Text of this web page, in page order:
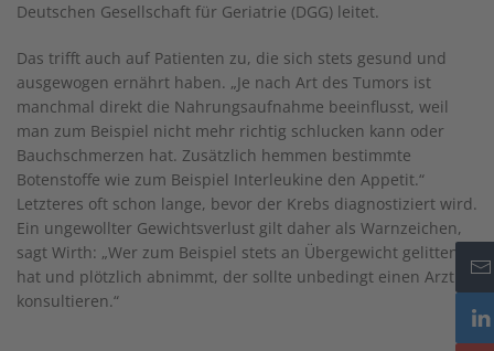
Deutschen Gesellschaft für Geriatrie (DGG) leitet.
Das trifft auch auf Patienten zu, die sich stets gesund und
ausgewogen ernährt haben. „Je nach Art des Tumors ist
manchmal direkt die Nahrungsaufnahme beeinflusst, weil
man zum Beispiel nicht mehr richtig schlucken kann oder
Bauchschmerzen hat. Zusätzlich hemmen bestimmte
Botenstoffe wie zum Beispiel Interleukine den Appetit.“
Letzteres oft schon lange, bevor der Krebs diagnostiziert wird.
Ein ungewollter Gewichtsverlust gilt daher als Warnzeichen,
sagt Wirth: „Wer zum Beispiel stets an Übergewicht gelitten
hat und plötzlich abnimmt, der sollte unbedingt einen Arzt
konsultieren.“